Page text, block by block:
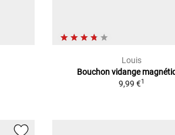
Louis
Bouchon vidange
9,99 €1